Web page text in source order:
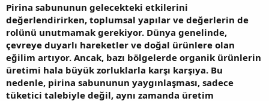
Pirina sabununun gelecekteki etkilerini
değerlendirirken, toplumsal yapılar ve değerlerin de
rolünü unutmamak gerekiyor. Dünya genelinde,
çevreye duyarlı hareketler ve doğal ürünlere olan
eğilim artıyor. Ancak, bazı bölgelerde organik ürünlerin
üretimi hala büyük zorluklarla karşı karşıya. Bu
nedenle, pirina sabununun yaygınlaşması, sadece
tüketici talebiyle değil, aynı zamanda üretim